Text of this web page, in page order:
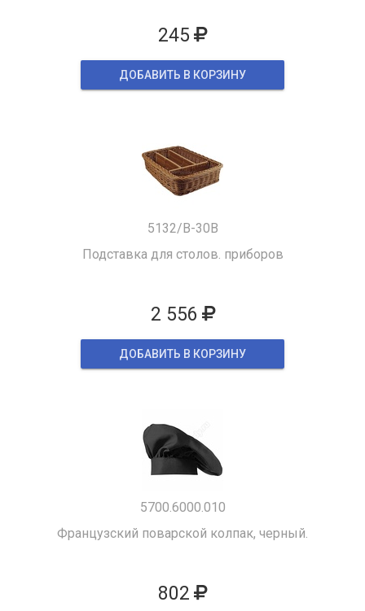
245
ДОБАВИТЬ В КОРЗИНУ
5132/B-30B
Подставка для столов. приборов
2 556
ДОБАВИТЬ В КОРЗИНУ
5700.6000.010
Французский поварской колпак, черный.
802